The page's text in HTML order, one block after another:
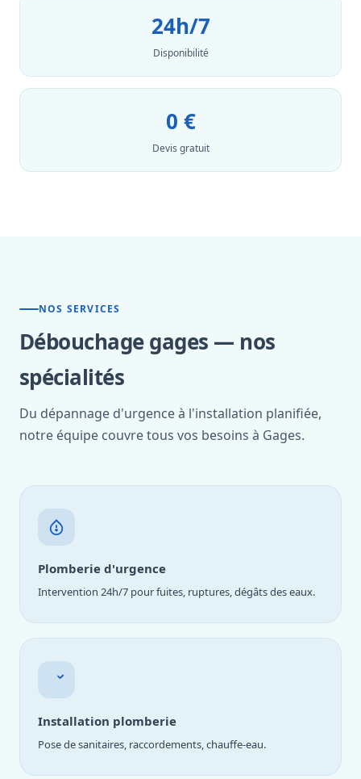
24h/7
Disponibilité
0 €
Devis gratuit
NOS SERVICES
Débouchage gages — nos
spécialités
Du dépannage d'urgence à l'installation planifiée,
notre équipe couvre tous vos besoins à Gages.
Plomberie d'urgence
Intervention 24h/7 pour fuites, ruptures, dégâts des eaux.
Installation plomberie
Pose de sanitaires, raccordements, chauffe-eau.